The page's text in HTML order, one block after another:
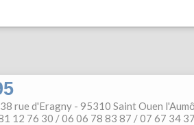
rue d'Eragny - 95310 Saint Ouen
12 76 30 / 06 06 78 83 87 / 07 67 34